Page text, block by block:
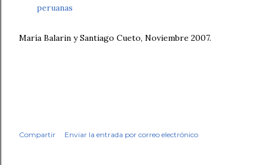
peruanas
María Balarin y Santiago Cueto, Noviembre 2007.
Compartir Enviar la entrada por correo electrónico